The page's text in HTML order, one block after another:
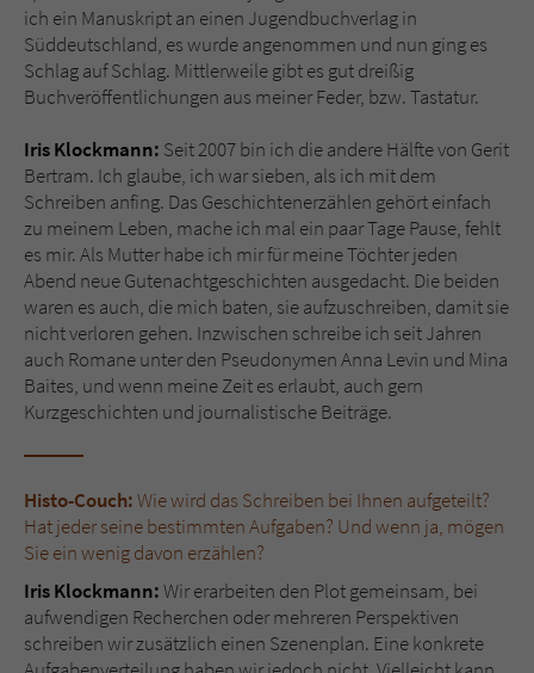
ich ein Manuskript an einen Jugendbuchverlag in
Süddeutschland, es wurde angenommen und nun ging es
Schlag auf Schlag. Mittlerweile gibt es gut dreißig
Buchveröffentlichungen aus meiner Feder, bzw. Tastatur.
Iris Klockmann: Seit 2007 bin ich die andere Hälfte von Gerit
Bertram. Ich glaube, ich war sieben, als ich mit dem
Schreiben anfing. Das Geschichtenerzählen gehört einfach
zu meinem Leben, mache ich mal ein paar Tage Pause, fehlt
es mir. Als Mutter habe ich mir für meine Töchter jeden
Abend neue Gutenachtgeschichten ausgedacht. Die beiden
waren es auch, die mich baten, sie aufzuschreiben, damit sie
nicht verloren gehen. Inzwischen schreibe ich seit Jahren
auch Romane unter den Pseudonymen Anna Levin und Mina
Baites, und wenn meine Zeit es erlaubt, auch gern
Kurzgeschichten und journalistische Beiträge.
Histo-Couch:Wie wird das Schreiben bei Ihnen aufgeteilt?
Hat jeder seine bestimmten Aufgaben? Und wenn ja, mögen
Sie ein wenig davon erzählen?
Iris Klockmann:Wir erarbeiten den Plot gemeinsam, bei
aufwendigen Recherchen oder mehreren Perspektiven
schreiben wir zusätzlich einen Szenenplan. Eine konkrete
Name tx_pwcomments_ahash
Literatur-Couch Medien GmbH & Co. KG
Laufzeit 1 Jahr
Zweck Cookie für Kommentare einzelner Buchtitel
Name fe_typo_user
Anbieter Literatur-Couch Medien GmbH & Co. KG
Laufzeit Session
Zweck
Kommunikation der Webseite mit dem
Benutzer. Es wird benötigt um z. B. den
Sicherheitscode des Kontaktformulars zu
überprüfen.